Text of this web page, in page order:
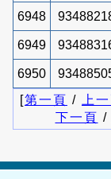
6948
6949
6950
[第一頁 / 上
下一頁 /